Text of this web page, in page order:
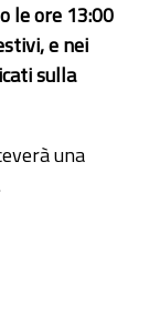
le ore 13:00
e nei
sulla
una